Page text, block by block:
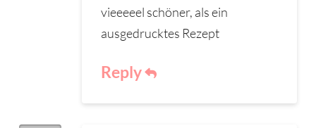
vieeeeel schöner, als ein
ausgedrucktes Rezept
Reply